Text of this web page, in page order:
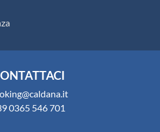
0365 546 701